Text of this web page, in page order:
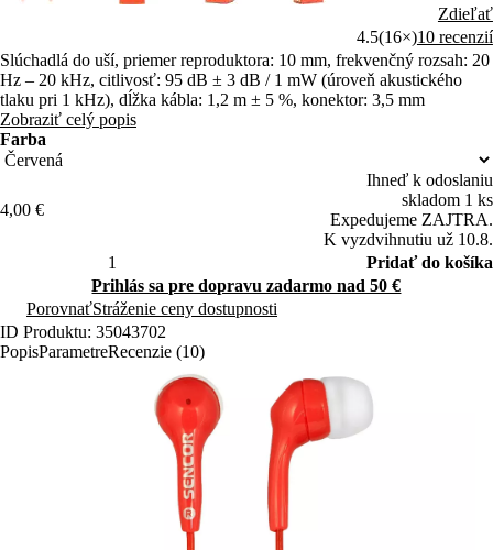
Zdieľať
4.5(16×)10 recenzií
Slúchadlá do uší, priemer reproduktora: 10 mm, frekvenčný rozsah: 20
Hz – 20 kHz, citlivosť: 95 dB ± 3 dB / 1 mW (úroveň akustického
tlaku pri 1 kHz), dĺžka kábla: 1,2 m ± 5 %, konektor: 3,5 mm
Zobraziť celý popis
Farba
4,00 €
Ihneď k odoslaniu
skladom 1 ks
Expedujeme ZAJTRA.
K vyzdvihnutiu už 10.8.
Pridať do košíka
Prihlás sa pre dopravu zadarmo nad 50 €
PorovnaťStráženie ceny dostupnosti
ID Produktu: 35043702
PopisParametreRecenzie (10)